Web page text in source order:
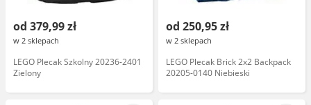
od 379,99 zł
w 2 sklepach
LEGO Plecak Szkolny 20236-2401
Zielony
od 250,95 zł
w 2 sklepach
LEGO Plecak Brick 2x2 Backpack
20205-0140 Niebieski